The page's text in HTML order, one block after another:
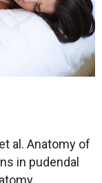
al. Anatomy of
in pudendal